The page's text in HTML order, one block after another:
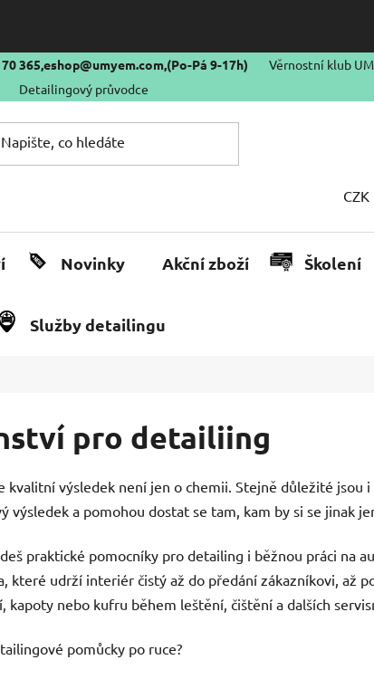
365,eshop@umyem.com,(Po-Pá 9-17h) Věrnostní klub
Detailingový průvodce
CZK
Novinky Akční zboží Školení
Služby detailingu
pro detailiing
kvalitní výsledek není jen o chemii. Stejně důležité jsou
výsledek a pomohou dostat se tam, kam by si se jinak
praktické pomocníky pro detailing i běžnou práci na
které udrží interiér čistý až do předání zákazníkovi, až
kapoty nebo kufru během leštění, čištění a dalších
pomůcky po ruce?